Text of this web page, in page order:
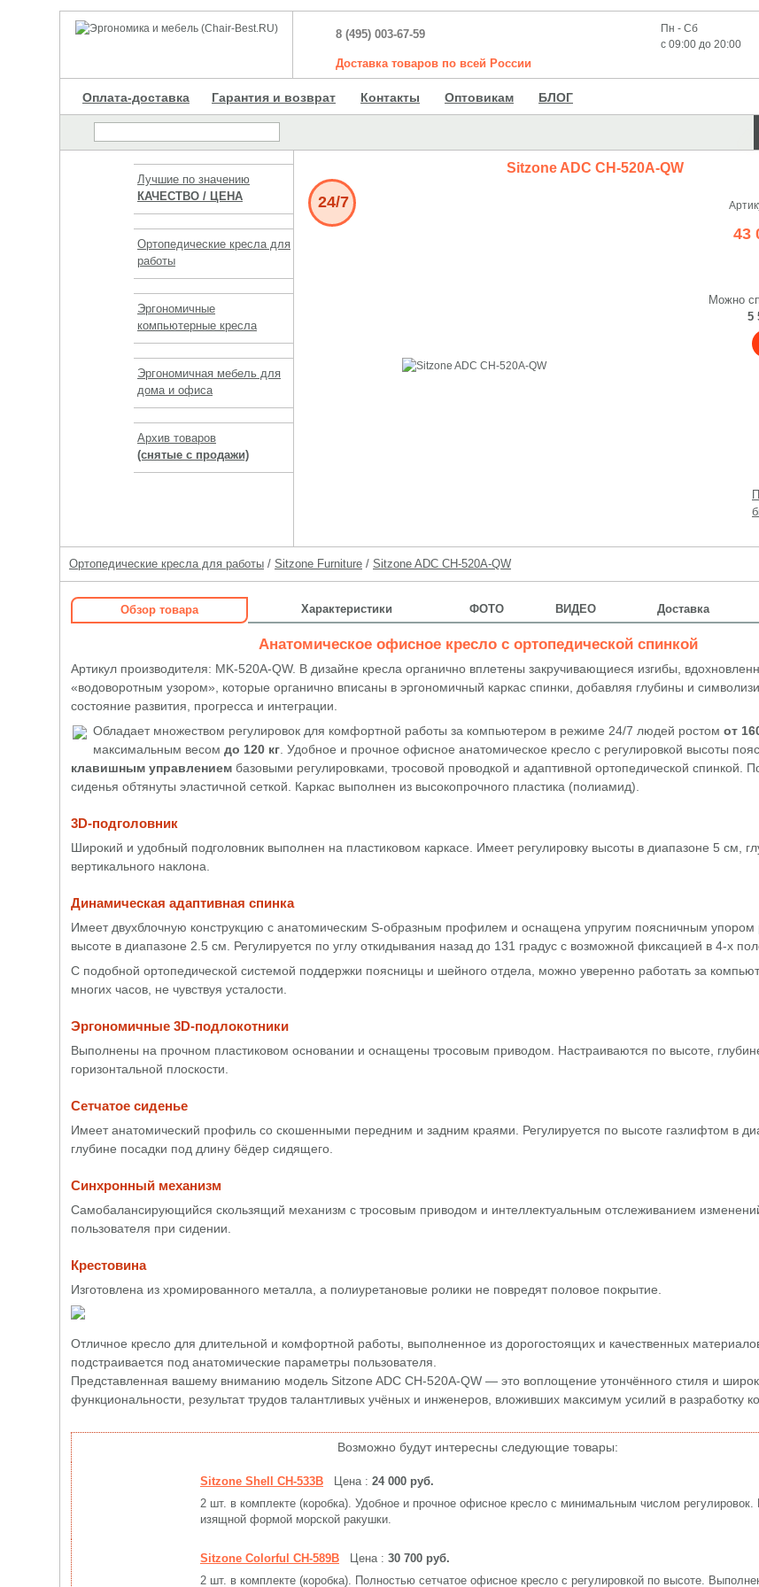
8 (495) 003-67-59
Доставкатоваров по всей России
Пн - Сб
с 09:00 до 20:00
Оплата-доставка Гарантия и возврат Контакты Оптовикам БЛОГ
Лучшие по значению
КАЧЕСТВО / ЦЕНА
Ортопедические кресла для
работы
Эргономичные
компьютерные кресла
Эргономичная мебель для
дома и офиса
Архив товаров
(снятые с продажи)
Sitzone ADC CH-520A-QW
24/7
43
Можно
5
Ортопедические кресла для работы / Sitzone Furniture / Sitzone ADC CH-520A-QW
Обзор товара Характеристики ФОТО ВИДЕО Доставка
Анатомическое офисное кресло с ортопедической спинкой
Артикул производителя: MK-520A-QW. В дизайне кресла органично вплетены закручивающиеся изгибы,
«водоворотным узором», которые органично вписаны в эргономичный каркас спинки, добавляя глубины и
состояние развития, прогресса и интеграции.
Обладает множеством регулировок для комфортной работы за компьютером в режиме 24/7 людей ростом от
максимальным весом до 120 кг . Удобное и прочное офисное анатомическое кресло с регулировкой высоты
клавишным управлением базовыми регулировками, тросовой проводкой и адаптивной ортопедической спинкой.
сиденья обтянуты эластичной сеткой. Каркас выполнен из высокопрочного пластика (полиамид).
3D-подголовник
Широкий и удобный подголовник выполнен на пластиковом каркасе. Имеет регулировку высоты в диапазоне 5 см,
вертикального наклона.
Динамическая адаптивная спинка
Имеет двухблочную конструкцию с анатомическим S-образным профилем и оснащена упругим поясничным
высоте в диапазоне 2.5 см. Регулируется по углу откидывания назад до 131 градус с возможной фиксацией в 4-х
С подобной ортопедической системой поддержки поясницы и шейного отдела, можно уверенно работать за
многих часов, не чувствуя усталости.
Эргономичные 3D-подлокотники
Выполнены на прочном пластиковом основании и оснащены тросовым приводом. Настраиваются по высоте,
горизонтальной плоскости.
Сетчатое сиденье
Имеет анатомический профиль со скошенными передним и задним краями. Регулируется по высоте газлифтом в
глубине посадки под длину бёдер сидящего.
Синхронный механизм
Самобалансирующийся скользящий механизм с тросовым приводом и интеллектуальным отслеживанием
пользователя при сидении.
Крестовина
Изготовлена из хромированного металла, а полиуретановые ролики не повредят половое покрытие.
Отличное кресло для длительной и комфортной работы, выполненное из дорогостоящих и качественных
подстраивается под анатомические параметры пользователя.
Представленная вашему вниманию модель Sitzone ADC CH-520A-QW — это воплощение утончённого стиля и
функциональности, результат трудов талантливых учёных и инженеров, вложивших максимум усилий в разработку
Возможно будут интересны следующие товары:
Sitzone Shell CH-533B Цена : 24 000 руб.
2 шт. в комплекте (коробка). Удобное и прочное офисное кресло с минимальным числом регулировок.
изящной формой морской ракушки.
Sitzone Colorful CH-589B Цена : 30 700 руб.
2 шт. в комплекте (коробка). Полностью сетчатое офисное кресло с регулировкой по высоте.